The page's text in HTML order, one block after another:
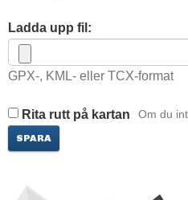
Ladda upp fil:
GPX-, KML- eller TCX-format
Rita rutt på kartan Om du
SPARA